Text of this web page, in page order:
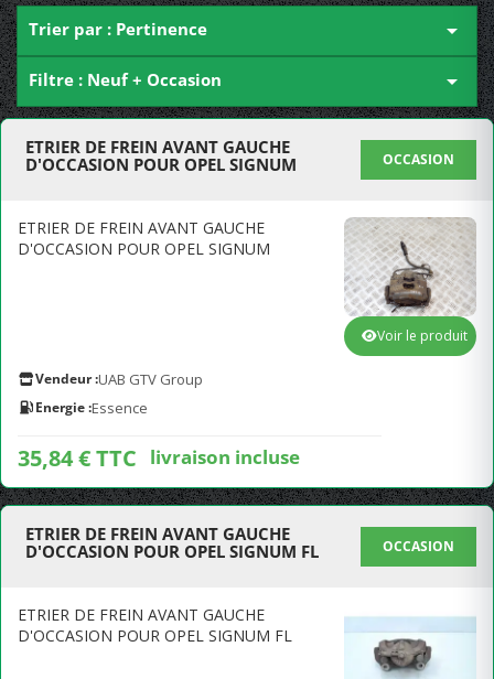
Trier par : Pertinence 
Filtre : Neuf + Occasion 
ETRIER DE FREIN AVANT GAUCHE
D'OCCASION POUR OPEL SIGNUM
OCCASION
ETRIER DE FREIN AVANT GAUCHE
D'OCCASION POUR OPEL SIGNUM
Vendeur :UAB GTV Group
Energie :Essence
35,84 € TTC livraison incluse
Voir le produit
ETRIER DE FREIN AVANT GAUCHE
D'OCCASION POUR OPEL SIGNUM FL
OCCASION
ETRIER DE FREIN AVANT GAUCHE
D'OCCASION POUR OPEL SIGNUM FL